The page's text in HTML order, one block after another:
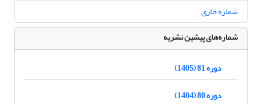
شماره جاری
شماره‌های پیشین نشریه
دوره 81 (1405)
دوره 80 (1404)